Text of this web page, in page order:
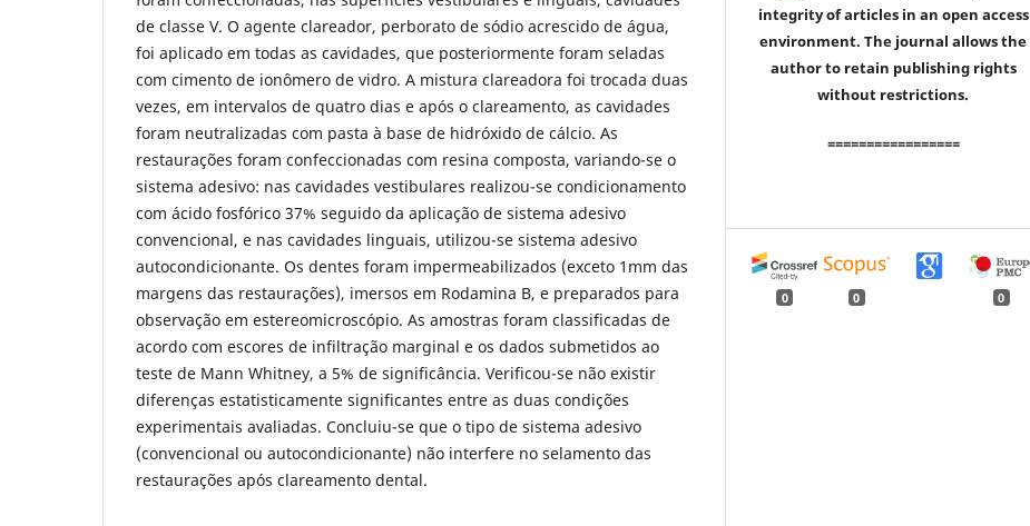
de classe V. O agente clareador, perborato de sódio acrescido de água,
foi aplicado em todas as cavidades, que posteriormente foram seladas
com cimento de ionômero de vidro. A mistura clareadora foi trocada duas
vezes, em intervalos de quatro dias e após o clareamento, as cavidades
foram neutralizadas com pasta à base de hidróxido de cálcio. As
restaurações foram confeccionadas com resina composta, variando-se o
sistema adesivo: nas cavidades vestibulares realizou-se condicionamento
com ácido fosfórico 37% seguido da aplicação de sistema adesivo
convencional, e nas cavidades linguais, utilizou-se sistema adesivo
autocondicionante. Os dentes foram impermeabilizados (exceto 1mm das
margens das restaurações), imersos em Rodamina B, e preparados para
observação em estereomicroscópio. As amostras foram classificadas de
acordo com escores de infiltração marginal e os dados submetidos ao
teste de Mann Whitney, a 5% de significância. Verificou-se não existir
diferenças estatisticamente significantes entre as duas condições
experimentais avaliadas. Concluiu-se que o tipo de sistema adesivo
(convencional ou autocondicionante) não interfere no selamento das
restaurações após clareamento dental.
integrity of articles in an open access
environment. The journal allows the
author to retain publishing rights
without restrictions.
=================
0 0 0